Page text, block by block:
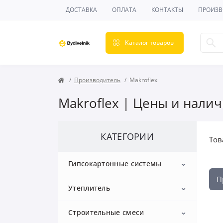
ДОСТАВКА ОПЛАТА КОНТАКТЫ
Каталог товаров
Производитель Makroflex
Makroflex | Цены и
КАТЕГОРИИ
Гипсокартонные системы
Гипсокартон
Потолочный гипсокартон
Профиль для гипсокартона
Утеплитель
Пенопласт
Строительные смеси